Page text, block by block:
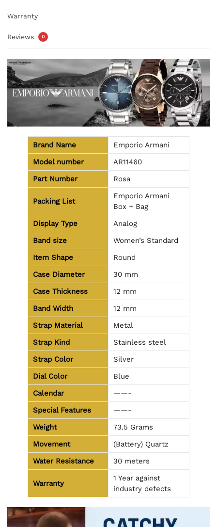
Warranty
Reviews 0
Brand Name
Emporio Armani
Model number
AR11460
Part Number
Rosa
Packing List
Emporio Armani
Box + Bag
Display Type
Analog
Band size
Women’s Standard
Item Shape
Round
Case Diameter
30 mm
Case Thickness
12 mm
Band Width
12 mm
Strap Material
Metal
Strap Kind
Stainless steel
Strap Color
Silver
Dial Color
Blue
Calendar
——-
Special Features
——-
Weight
73.5 Grams
Movement
(Battery) Quartz
Water Resistance
30 meters
Warranty
1 Year against
industry defects